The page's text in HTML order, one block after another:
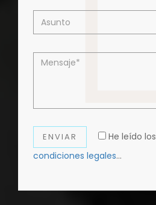
ENVIAR He leído los
condiciones legales...